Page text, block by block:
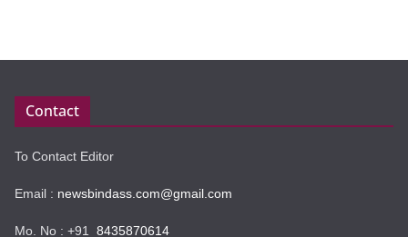
Contact
To Contact Editor
Email : newsbindass.com@gmail.com
Mo. No : +91 8435870614